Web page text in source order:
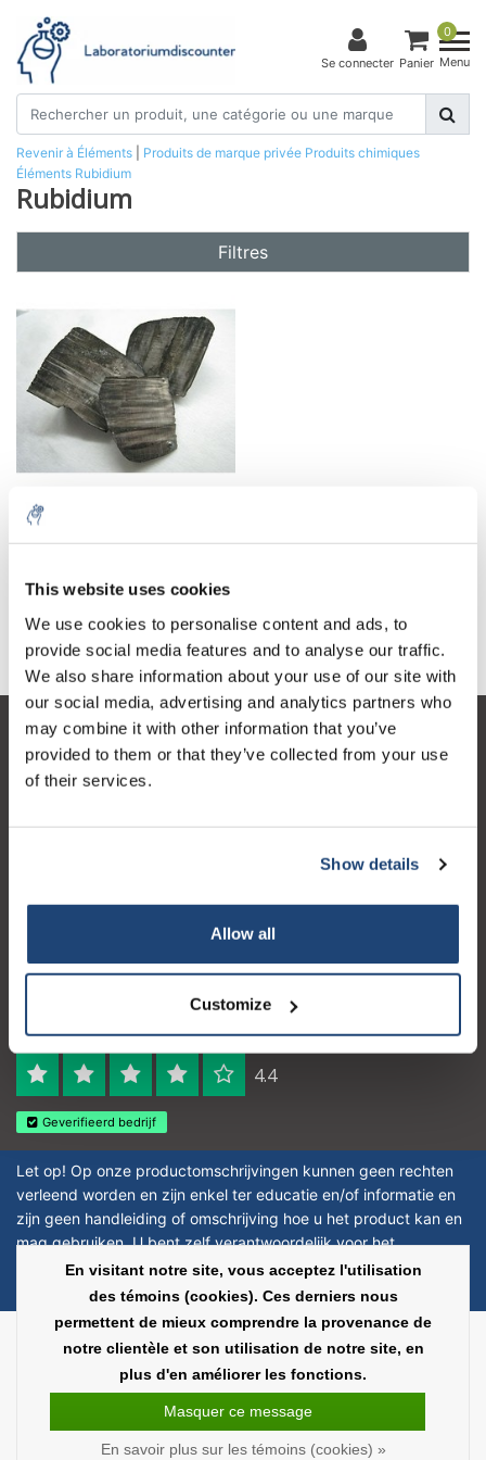
This website uses cookies
We use cookies to personalise content and ads, to
provide social media features and to analyse our traffic.
We also share information about your use of our site with
our social media, advertising and analytics partners who
may combine it with other information that you’ve
provided to them or that they’ve collected from your use
of their services.
Show details
Allow all
Customize
Se connecter
0
Panier Menu
Revenir à Éléments Produits de marque privée Produits chimiques
Éléments Rubidium
Rubidium
Filtres
Rubidium, 99.75%, pieces
Service à la clientèle
Mon compte
Coordonnées
Logo eigendom van TrustPilot
Reviews 273 - Bien
4.4
Geverifieerd bedrijf
Let op! Op onze productomschrijvingen kunnen geen rechten
verleend worden en zijn enkel ter educatie en/of informatie en
zijn geen handleiding of omschrijving hoe u het product kan en
mag gebruiken. U bent zelf verantwoordelijk voor het
toepassen van eventuele nationale en internationale wetgeving
omtrent het gebruik van chemicaliën.
chers - All rights reserved - Theme byInStijl Media
Tous les prix sont hors
En visitant notre site, vous acceptez l'utilisation
des témoins (cookies). Ces derniers nous
permettent de mieux comprendre la provenance de
notre clientèle et son utilisation de notre site, en
plus d'en améliorer les fonctions.
Masquer ce message
En savoir plus sur les témoins (cookies) »